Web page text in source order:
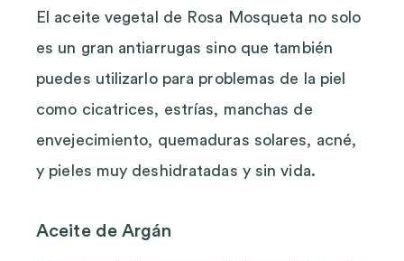
El aceite vegetal de Rosa Mosqueta no solo
es un gran antiarrugas sino que también
puedes utilizarlo para problemas de la piel
como cicatrices, estrías, manchas de
envejecimiento, quemaduras solares, acné,
y pieles muy deshidratadas y sin vida.
Aceite de Argán